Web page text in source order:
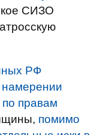
СИЗО
РФ
намерении
по правам
помимо